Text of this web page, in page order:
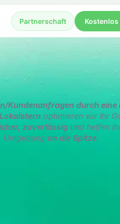
Partnerschaft
Kundenanfragen durch eine
Lokalstern optimieren wir Ihr
zuverlässigund helfen
Umgebungan die Spitze.